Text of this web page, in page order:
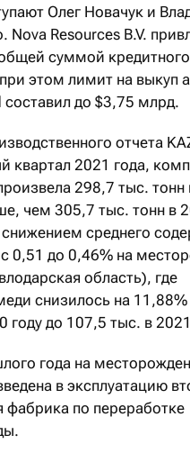
Олег Новачук и
Nova Resources B.V.
суммой
этом лимит на выкуп
составил до $3,75 млрд.
отчета
квартал 2021 года,
298,7 тыс. тонн
чем 305,7 тыс. тонн в
среднего
0,51 до 0,46% на
область), где
снизилось на 11,88%
году до 107,5 тыс. в
года на
в эксплуатацию
фабрика по переработке